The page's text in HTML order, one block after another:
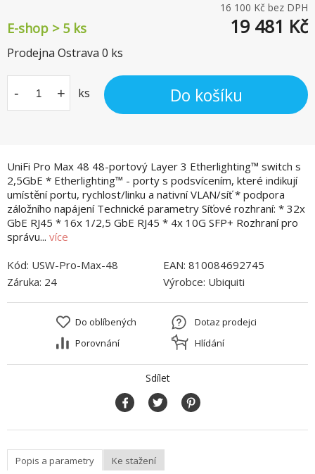
UniFi Pro Max 48 48-portový Layer 3 Etherlighting™ switch s
2,5GbE * Etherlighting™ - porty s podsvícením, které indikují
umístění portu, rychlost/linku a nativní VLAN/síť * podpora
záložního napájení Technické parametry Síťové rozhraní: * 32x
GbE RJ45 * 16x 1/2,5 GbE RJ45 * 4x 10G SFP+ Rozhraní pro
správu... více
16 100 Kč bez DPH
E-shop > 5 ks 19 481 Kč
Prodejna Ostrava 0 ks
- + ks Do košíku
Kód: USW-Pro-Max-48 EAN: 810084692745
Záruka: 24 Výrobce: Ubiquiti
Do oblíbených
Porovnání
Dotaz prodejci
Hlídání
Sdílet
Popis a parametry Ke stažení